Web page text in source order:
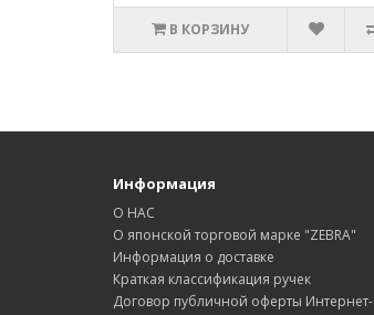
В КОРЗИНУ
Информация
О НАС
О японской торговой марке "ZEBRA"
Информация о доставке
Краткая классификация ручек
Договор публичной оферты Интернет-